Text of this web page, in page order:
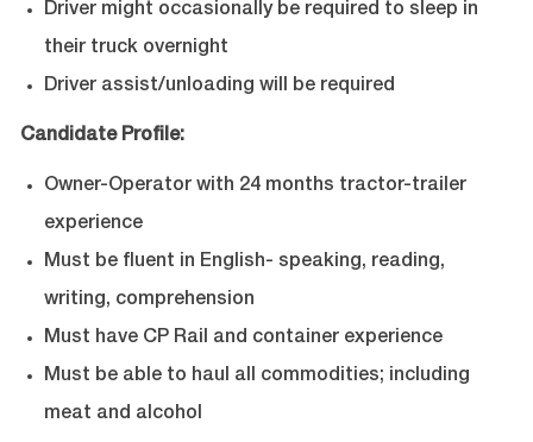
Driver might occasionally be required to sleep in
their truck overnight
Driver assist/unloading will be required
Candidate Profile:
Owner-Operator with 24 months tractor-trailer
experience
Must be fluent in English- speaking, reading,
writing, comprehension
Must have CP Rail and container experience
Must be able to haul all commodities; including
meat and alcohol